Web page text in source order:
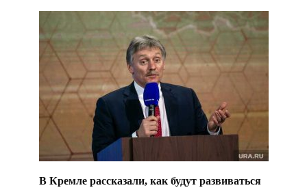
В Кремле рассказали, как будут развиваться